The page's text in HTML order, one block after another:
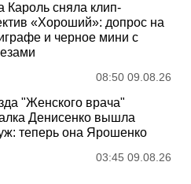
Кароль сняла клип-
«Хороший»: допрос на
и черное мини с
08:50 09.08.26
"Женского врача"
Денисенко вышла
теперь она Ярошенко
03:45 09.08.26